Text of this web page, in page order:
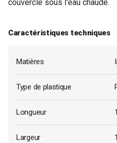
couvercle sous l'eau chaude.
Caractéristiques techniques
Matières
Type de plastique
Longueur
Largeur